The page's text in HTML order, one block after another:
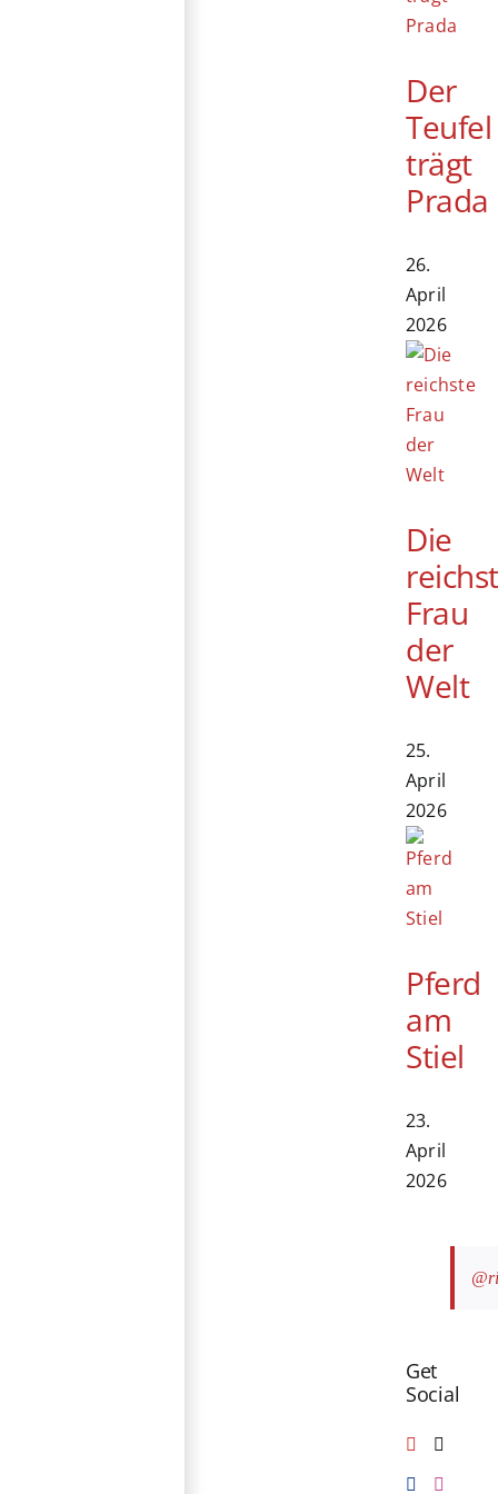
Der
Teufel
trägt
Prada
26.
April
2026
Die
Frau
der
Welt
25.
April
2026
Pferd
am
Stiel
23.
April
2026
Get
Social